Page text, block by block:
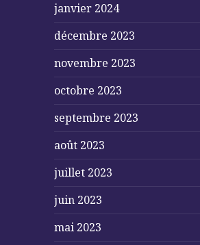
janvier 2024
décembre 2023
novembre 2023
octobre 2023
septembre 2023
août 2023
juillet 2023
juin 2023
mai 2023